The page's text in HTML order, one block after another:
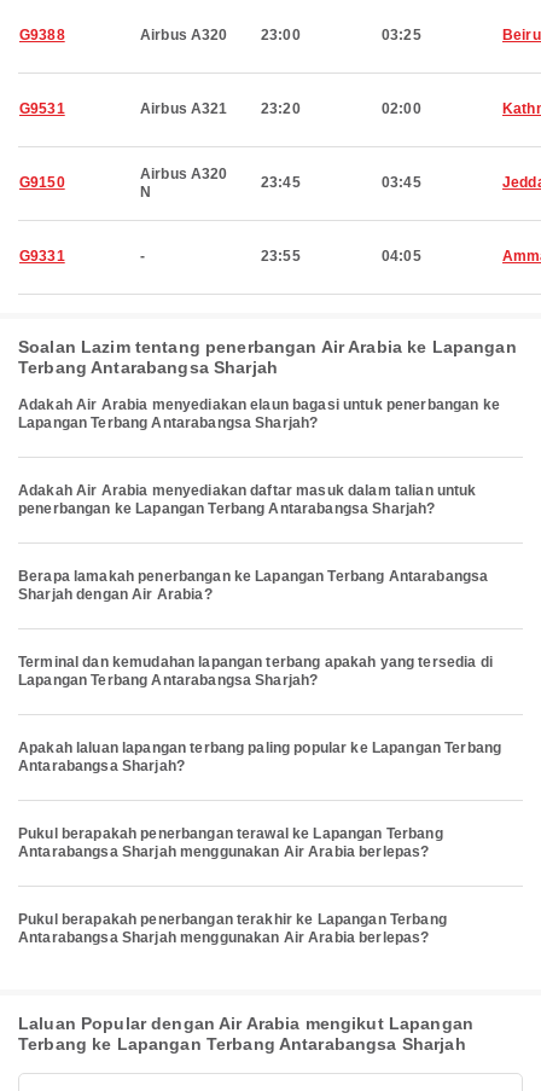
G9388 Airbus A320 23:00 03:25
G9531 Airbus A321 23:20 02:00
G9150
Airbus A320
N
23:45 03:45
G9331 - 23:55 04:05
Soalan Lazim tentang penerbangan Air Arabia ke Lapangan
Terbang Antarabangsa Sharjah
Adakah Air Arabia menyediakan elaun bagasi untuk penerbangan ke
Lapangan Terbang Antarabangsa Sharjah?
Adakah Air Arabia menyediakan daftar masuk dalam talian untuk
penerbangan ke Lapangan Terbang Antarabangsa Sharjah?
Berapa lamakah penerbangan ke Lapangan Terbang Antarabangsa
Sharjah dengan Air Arabia?
Terminal dan kemudahan lapangan terbang apakah yang tersedia di
Lapangan Terbang Antarabangsa Sharjah?
Apakah laluan lapangan terbang paling popular ke Lapangan Terbang
Antarabangsa Sharjah?
Pukul berapakah penerbangan terawal ke Lapangan Terbang
Antarabangsa Sharjah menggunakan Air Arabia berlepas?
Pukul berapakah penerbangan terakhir ke Lapangan Terbang
Antarabangsa Sharjah menggunakan Air Arabia berlepas?
Laluan Popular dengan Air Arabia mengikut Lapangan
Terbang ke Lapangan Terbang Antarabangsa Sharjah